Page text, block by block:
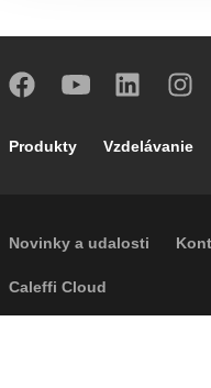
Footer main
Produkty Vzdelávanie
Footer secondary
Novinky a udalosti
Caleffi Cloud